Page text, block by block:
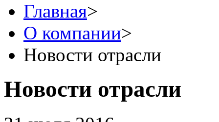
Главная>
О компании>
Новости отрасли
Новости отрасли